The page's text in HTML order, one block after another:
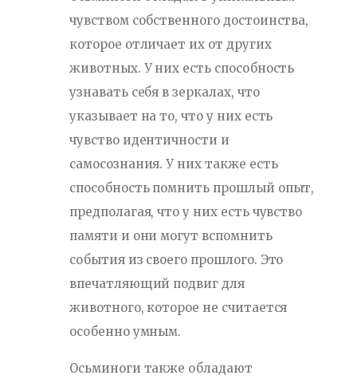
чувством собственного достоинства,
которое отличает их от других
животных. У них есть способность
узнавать себя в зеркалах, что
указывает на то, что у них есть
чувство идентичности и
самосознания. У них также есть
способность помнить прошлый опыт,
предполагая, что у них есть чувство
памяти и они могут вспомнить
события из своего прошлого. Это
впечатляющий подвиг для
животного, которое не считается
особенно умным.
Осьминоги также обладают